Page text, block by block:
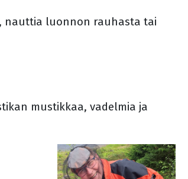
nauttia luonnon rauhasta tai
mustikkaa, vadelmia ja